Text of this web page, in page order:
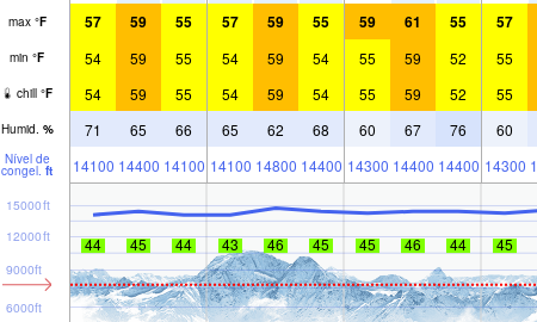
max °F 57 59 55 57 59 55 59 61 55 57
min °F 54 59 55 54 59 54 55 59 52 55
chill °F 54 59 55 54 59 54 55 59 52 55
Humid. % 71 65 66 65 62 68 60 67 76 60
Nível de
congel. ft 14100 14400 14100 14100 14800 14400 14300 14400 14400 14300
6000ft
9000ft
12000ft
15000ft
44 45 44 43 46 45 45 46 44 45